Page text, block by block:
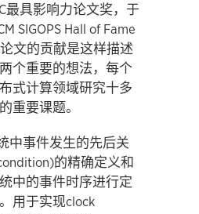
最具影响力论文奖，于
SIGOPS Hall of Fame
文的贡献是这样描述
个重要的想法，每个
式计算领域研究十多
重要课题。
中事件发生的先后关
的精确定义和
中的事件时序进行定
用于实现clock